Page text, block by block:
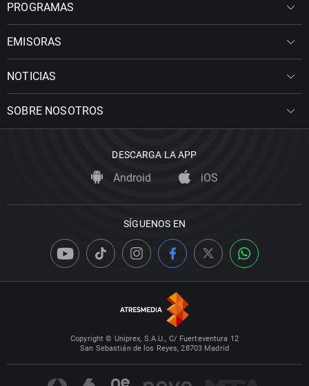
PROGRAMAS
EMISORAS
NOTICIAS
SOBRE NOSOTROS
DESCARGA LA APP
Android iOS
SÍGUENOS EN
Copyright © Uniprex, S.A.U., C/ Fuerteventura 12
San Sebastián de los Reyes, 28703 Madrid